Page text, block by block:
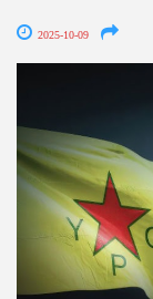
2025-10-09